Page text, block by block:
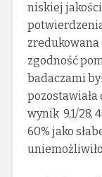
niskiej
zredukowana
zgodność
badaczami
pozostawiała
wynik 9,1/28,
60% jako